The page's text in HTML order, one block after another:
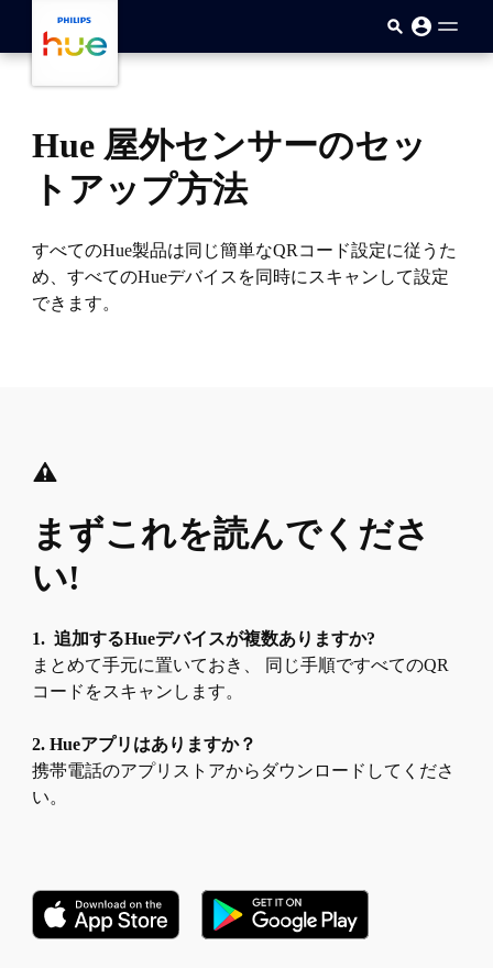
Hue 屋外センサーのセッ
トアップ方法
すべてのHue製品は同じ簡単なQRコード設定に従うた
め、すべてのHueデバイスを同時にスキャンして設定
できます。
まずこれを読んでくださ
い!
1. 追加するHueデバイスが複数ありますか?
まとめて手元に置いておき、 同じ手順ですべてのQR
コードをスキャンします。
2. Hueアプリはありますか？
携帯電話のアプリストアからダウンロードしてくださ
い。